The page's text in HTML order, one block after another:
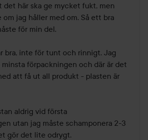
det här ska ge mycket fukt, men
jag håller med om. Så ett bra
för min del.
bra, inte för tunt och rinnigt. Jag
minsta förpackningen och där är det
att få ut all produkt - plasten är
aldrig vid första
utan jag måste schamponera 2-3
gör det lite odrygt.